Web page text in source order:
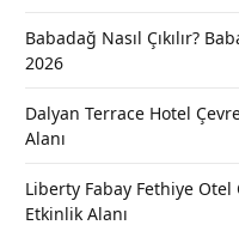
Babadağ Nasıl Çıkılır?
2026
Dalyan Terrace Hotel
Alanı
Liberty Fabay Fethiye
Etkinlik Alanı